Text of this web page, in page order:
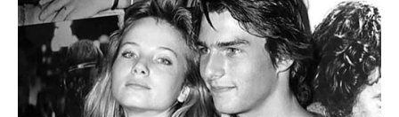
Pixabay.
Wäre es nicht besser, wenn sich die Präsidenten und
Generäle mit Knüppeln gegenseitig erschlagen würden,